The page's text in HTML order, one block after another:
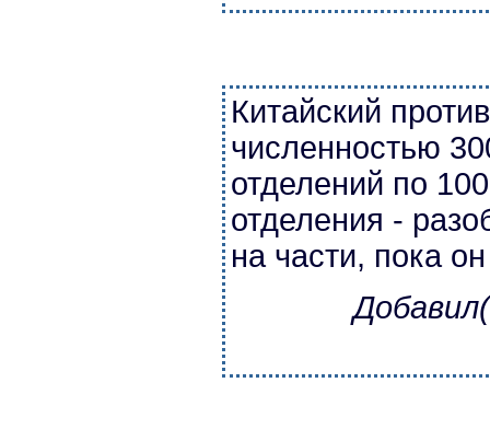
Китайский
численностью
отделений по
отделения -
на части, пока